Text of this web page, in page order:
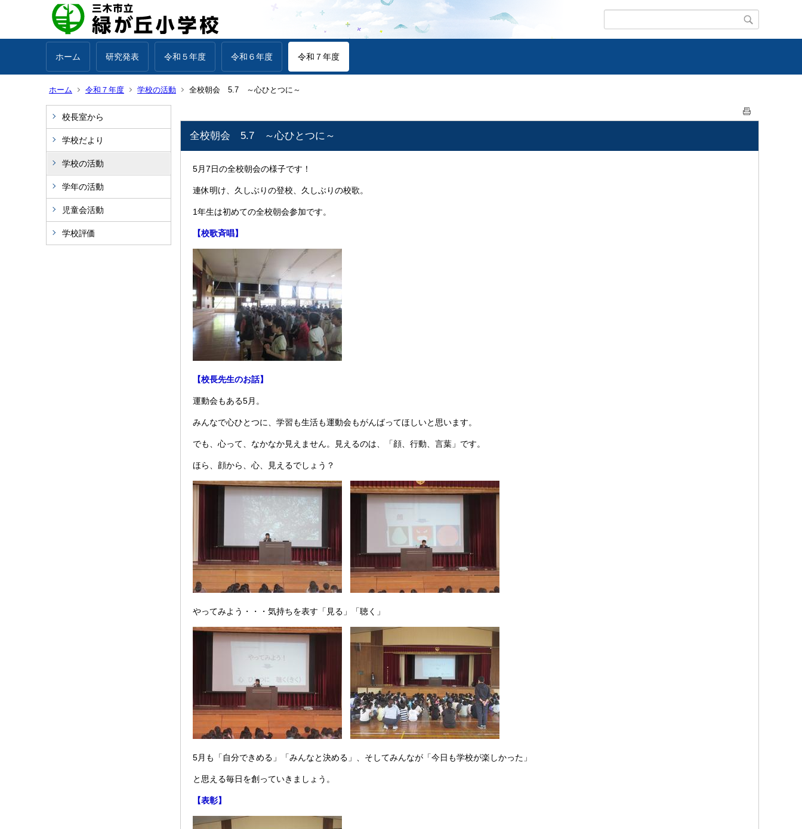
ホーム 研究発表 令和５年度 令和６年度 令和７年度
ホーム 令和７年度 学校の活動 全校朝会 5.7 ～心ひとつに～
校長室から
学校だより
学校の活動
学年の活動
児童会活動
学校評価
全校朝会 5.7 ～心ひとつに～
5月7日の全校朝会の様子です！
連休明け、久しぶりの登校、久しぶりの校歌。
1年生は初めての全校朝会参加です。
【校歌斉唱】
【校長先生のお話】
運動会もある5月。
みんなで心ひとつに、学習も生活も運動会もがんばってほしいと思います。
でも、心って、なかなか見えません。見えるのは、「顔、行動、言葉」です。
ほら、顔から、心、見えるでしょう？
やってみよう・・・気持ちを表す「見る」「聴く」
5月も「自分できめる」「みんなと決める」、そしてみんなが「今日も学校が楽しかった」
と思える毎日を創っていきましょう。
【表彰】